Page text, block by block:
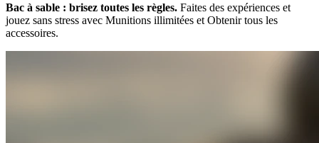
Bac à sable : brisez toutes les règles. Faites des expériences et
jouez sans stress avec Munitions illimitées et Obtenir tous les
accessoires.